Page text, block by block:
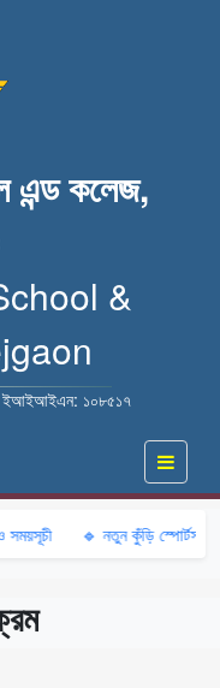
এন্ড কলেজ,
&
১০৮৫১৭
🔹 নতুন কুঁড়ি স্পোর্টস-